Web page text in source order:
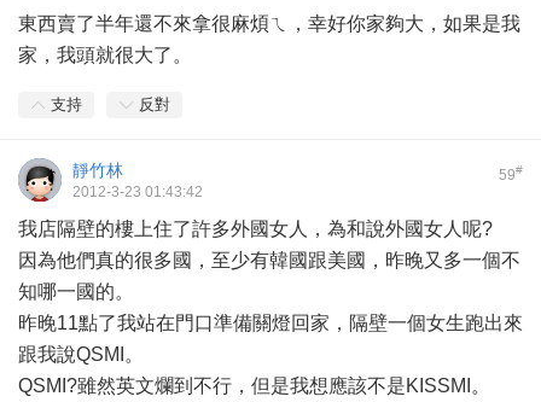
東西賣了半年還不來拿很麻煩ㄟ，幸好你家夠大，如果是我
家，我頭就很大了。
支持 反對
59#
靜竹林
2012-3-23 01:43:42
我店隔壁的樓上住了許多外國女人，為和說外國女人呢?
因為他們真的很多國，至少有韓國跟美國，昨晚又多一個不
知哪一國的。
昨晚11點了我站在門口準備關燈回家，隔壁一個女生跑出來
跟我說QSMI。
QSMI?雖然英文爛到不行，但是我想應該不是KISSMI。